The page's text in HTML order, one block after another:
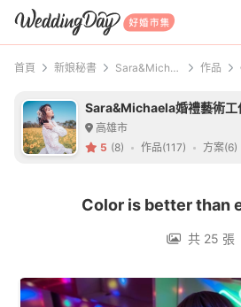
WeddingDay 好婚
首頁 新娘秘書 Sara&Michaela婚禮藝術工作室 作品
Sara&Michaela婚禮藝術工
高雄市
5 (8) 作品(117) 方案(6)
Color is better than
共 25 張